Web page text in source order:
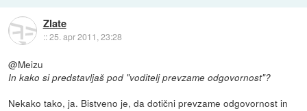
Zlate
::25. apr 2011, 23:28
@Meizu
In kako si predstavljaš pod "voditelj prevzame odgovornost"?
Nekako tako, ja. Bistveno je, da dotični prevzame odgovornost in